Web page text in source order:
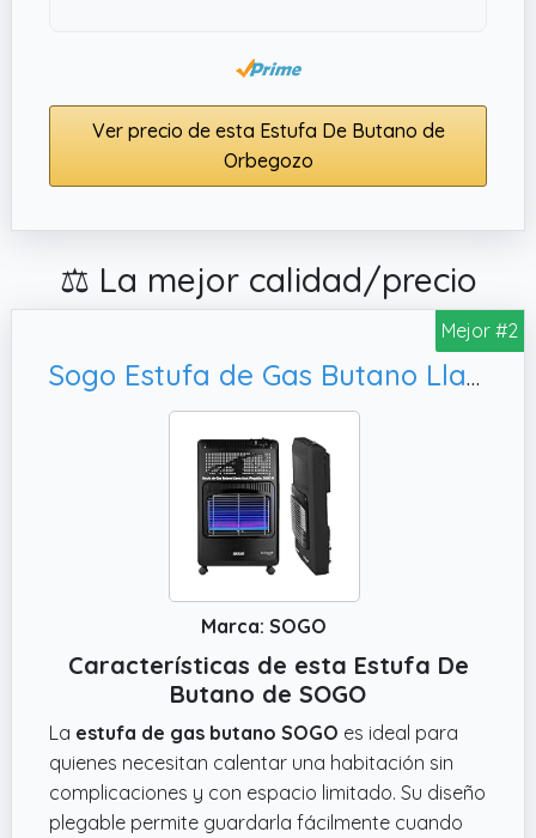
Ver precio de esta Estufa De Butano de
Orbegozo
⚖️ La mejor calidad/precio
Mejor #2
Sogo Estufa de Gas Butano Llama Azul Plegable para Almacenamiento - Estufa de Gas Butano 2 Potencias con Triple Sistema de Seguridad y 5 Ruedas – Estufa Llama Azul Bombonas 13Kg - 3500W Potencia
Marca: SOGO
Características de esta Estufa De
Butano de SOGO
La estufa de gas butano SOGO es ideal para
quienes necesitan calentar una habitación sin
complicaciones y con espacio limitado. Su diseño
plegable permite guardarla fácilmente cuando